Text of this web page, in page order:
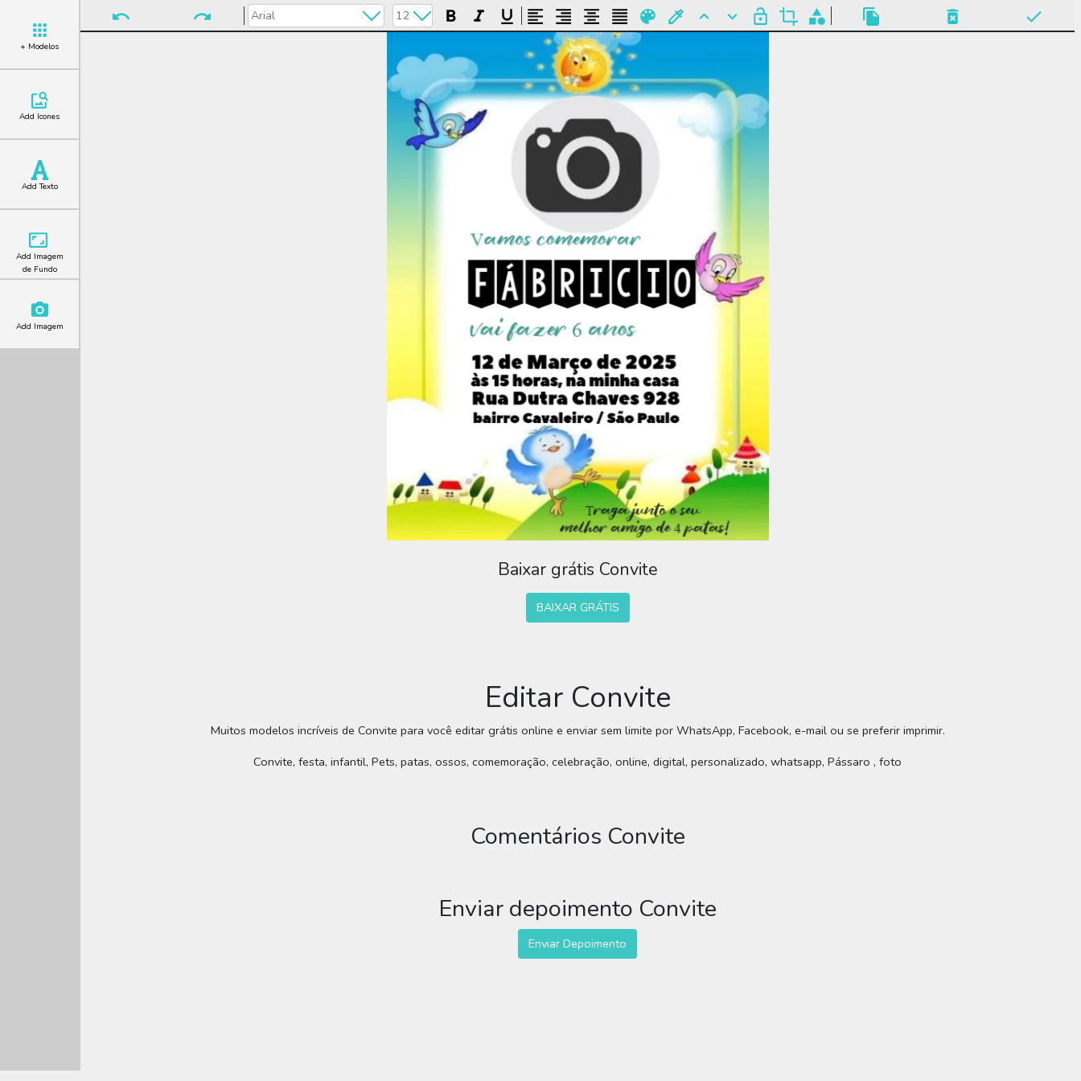
+ Modelos
Add Icones
Add Texto
Add Imagem
de Fundo
Add Imagem
Baixar grátis Convite
BAIXAR GRÁTIS
Editar Convite
Muitos modelos incríveis de Convite para você editar grátis online e enviar sem limite por WhatsApp, Facebook, e-mail ou se preferir imprimir.
Convite, festa, infantil, Pets, patas, ossos, comemoração, celebração, online, digital, personalizado, whatsapp, Pássaro , foto
Comentários Convite
Enviar depoimento Convite
Enviar Depoimento